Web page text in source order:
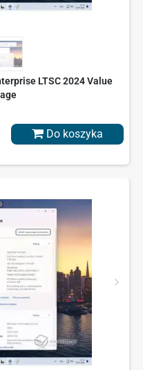
LTSC 2024 Value
Do koszyka